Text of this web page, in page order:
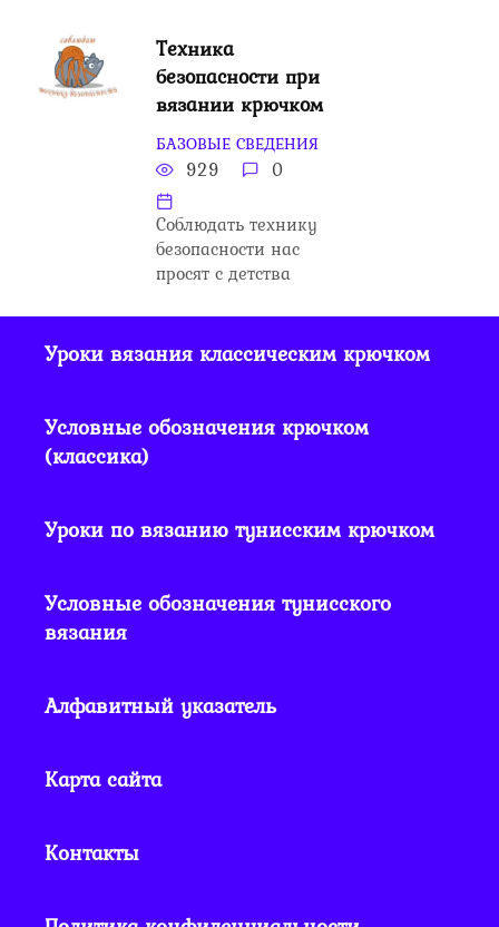
Техника
безопасности при
вязании крючком
БАЗОВЫЕ СВЕДЕНИЯ
929 0
Соблюдать технику
безопасности нас
просят с детства
Уроки вязания классическим крючком
Условные обозначения крючком
(классика)
Уроки по вязанию тунисским крючком
Условные обозначения тунисского
вязания
Алфавитный указатель
Карта сайта
Контакты